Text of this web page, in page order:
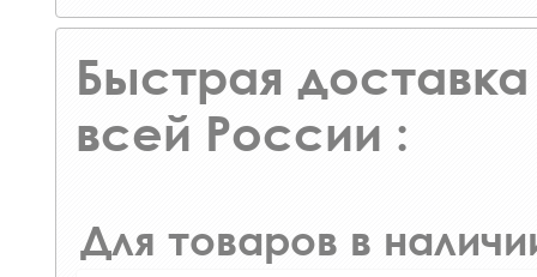
Быстрая доставка
всей России :
Для товаров в